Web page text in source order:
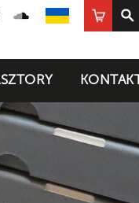
InstagramSoundCloud
UA
Sklep
KONTAKT